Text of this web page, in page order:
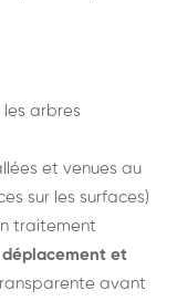
arbres
et venues au
sur les surfaces)
traitement
et
avant